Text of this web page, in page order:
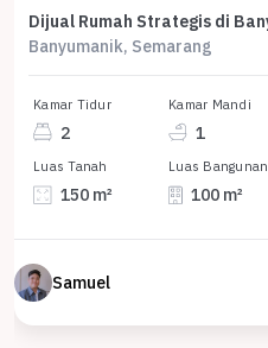
Banyumanik, Semarang
Kamar Tidur
2
Kamar Mandi
1
Luas Tanah
150 m²
Luas Bangunan
100 m²
Samuel